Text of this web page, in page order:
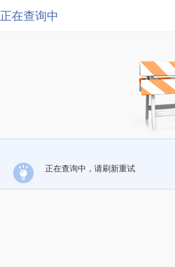
正在查询中
正在查询中，请刷新重试